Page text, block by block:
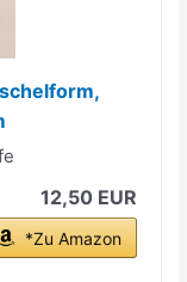
12,50 EUR
*Zu Amazon